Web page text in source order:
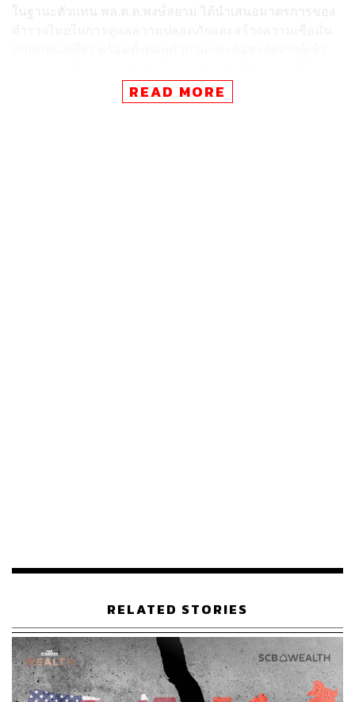
ในฐานะตัวแทน พล.ต.ต.พงษ์สยาม ได้นำเสนอมาตรการของ
Police และ Tourist Safety Operation Center (TSOC) ซึ่งเป็น
ช่องทางให้นักท่องเที่ยวสามารถแจ้งเหตุฉุกเฉินผ่านสายด่วน
READ MORE
RELATED STORIES